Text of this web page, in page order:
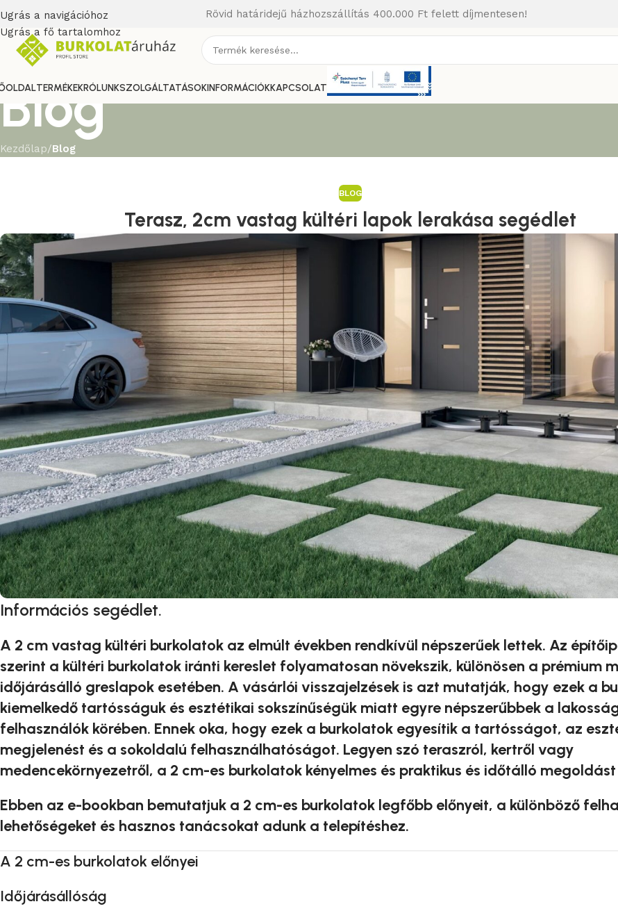
Ugrás a navigációhoz
Ugrás a fő tartalomhoz
Rövid határidejű házhozszállítás 400.000 Ft felett díjmentesen!
TERMÉKEKRÓLUNKSZOLGÁLTATÁSOKINFORMÁCIÓKKAPCSOLAT
Blog
Kezdőlap/Blog
BLOG
Terasz, 2cm vastag kültéri lapok lerakása segédlet
Információs segédlet.
A 2 cm vastag kültéri burkolatok az elmúlt években rendkívül népszerűek lettek. Az
szerint a kültéri burkolatok iránti kereslet folyamatosan növekszik, különösen a prémium
időjárásálló greslapok esetében. A vásárlói visszajelzések is azt mutatják, hogy ezek a
kiemelkedő tartósságuk és esztétikai sokszínűségük miatt egyre népszerűbbek a
felhasználók körében. Ennek oka, hogy ezek a burkolatok egyesítik a tartósságot, az
megjelenést és a sokoldalú felhasználhatóságot. Legyen szó teraszról, kertről vagy
medencekörnyezetről, a 2 cm-es burkolatok kényelmes és praktikus és időtálló
Ebben az e-bookban bemutatjuk a 2 cm-es burkolatok legfőbb előnyeit, a különböző
lehetőségeket és hasznos tanácsokat adunk a telepítéshez.
A 2 cm-es burkolatok előnyei
Időjárásállóság